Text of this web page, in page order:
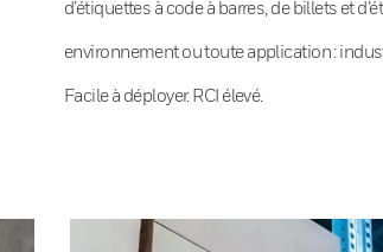
d’étiquettes à code à barres, de billets et
environnement ou toute application :
Facile à déployer. RCI élevé.